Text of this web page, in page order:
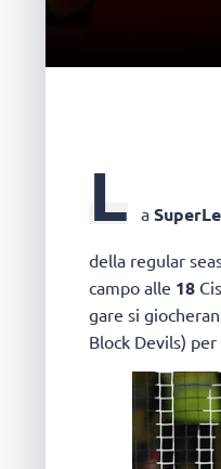
L a
della regular
campo alle 18
gare si
Block Devils)